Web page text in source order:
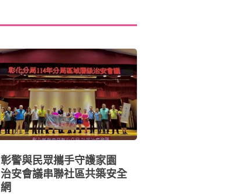
彰警與民眾攜手守護家園
治安會議串聯社區共築安全
網